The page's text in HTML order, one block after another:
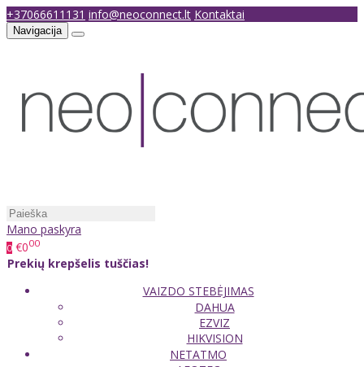
+37066611131 info@neoconnect.lt Kontaktai
Navigacija
Mano paskyra
0 €000
Prekių krepšelis tuščias!
VAIZDO STEBĖJIMAS
DAHUA
EZVIZ
HIKVISION
NETATMO